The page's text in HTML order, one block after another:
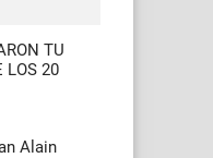
TU
LOS 20
Alain